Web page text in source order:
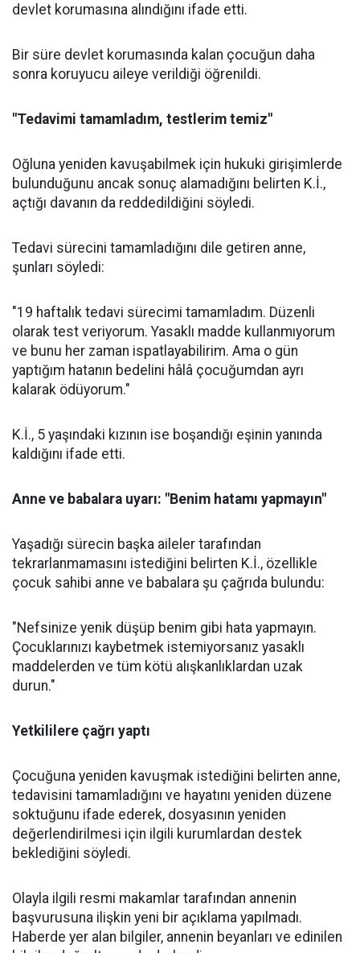
devlet korumasına alındığını ifade etti.
Bir süre devlet korumasında kalan çocuğun daha
sonra koruyucu aileye verildiği öğrenildi.
"Tedavimi tamamladım, testlerim temiz"
Oğluna yeniden kavuşabilmek için hukuki girişimlerde
bulunduğunu ancak sonuç alamadığını belirten K.İ.,
açtığı davanın da reddedildiğini söyledi.
Tedavi sürecini tamamladığını dile getiren anne,
şunları söyledi:
"19 haftalık tedavi sürecimi tamamladım. Düzenli
olarak test veriyorum. Yasaklı madde kullanmıyorum
ve bunu her zaman ispatlayabilirim. Ama o gün
yaptığım hatanın bedelini hâlâ çocuğumdan ayrı
kalarak ödüyorum."
K.İ., 5 yaşındaki kızının ise boşandığı eşinin yanında
kaldığını ifade etti.
Anne ve babalara uyarı: "Benim hatamı yapmayın"
Yaşadığı sürecin başka aileler tarafından
tekrarlanmamasını istediğini belirten K.İ., özellikle
çocuk sahibi anne ve babalara şu çağrıda bulundu:
"Nefsinize yenik düşüp benim gibi hata yapmayın.
Çocuklarınızı kaybetmek istemiyorsanız yasaklı
maddelerden ve tüm kötü alışkanlıklardan uzak
durun."
Yetkililere çağrı yaptı
Çocuğuna yeniden kavuşmak istediğini belirten anne,
tedavisini tamamladığını ve hayatını yeniden düzene
soktuğunu ifade ederek, dosyasının yeniden
değerlendirilmesi için ilgili kurumlardan destek
beklediğini söyledi.
Olayla ilgili resmi makamlar tarafından annenin
başvurusuna ilişkin yeni bir açıklama yapılmadı.
Haberde yer alan bilgiler, annenin beyanları ve edinilen